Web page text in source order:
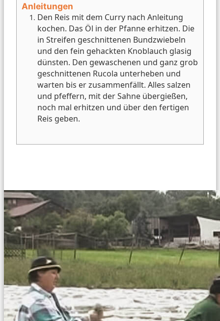
Anleitungen
Den Reis mit dem Curry nach Anleitung
kochen. Das Öl in der Pfanne erhitzen. Die
in Streifen geschnittenen Bundzwiebeln
und den fein gehackten Knoblauch glasig
dünsten. Den gewaschenen und ganz grob
geschnittenen Rucola unterheben und
warten bis er zusammenfällt. Alles salzen
und pfeffern, mit der Sahne übergießen,
noch mal erhitzen und über den fertigen
Reis geben.